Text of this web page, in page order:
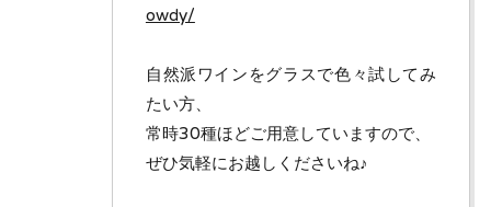
owdy/
自然派ワインをグラスで色々試してみ
たい方、
常時30種ほどご用意していますので、
ぜひ気軽にお越しくださいね♪